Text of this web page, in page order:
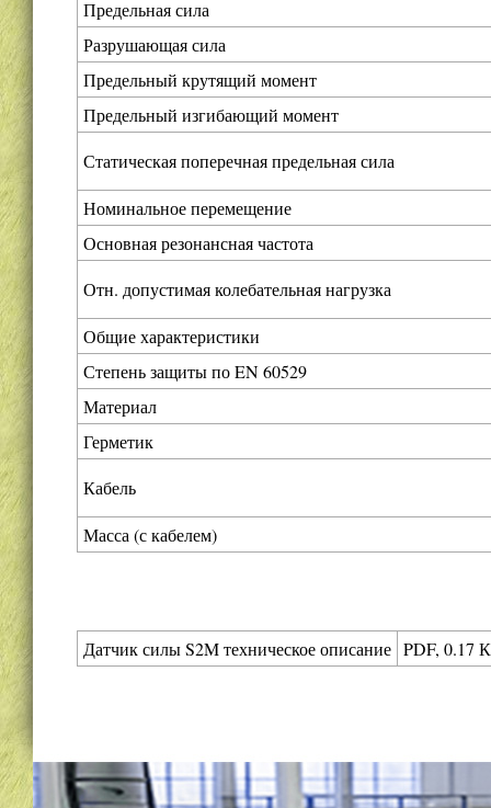
Предельная сила
Разрушающая сила
Предельный крутящий момент
Предельный изгибающий момент
Статическая поперечная предельная сила
Номинальное перемещение
Основная резонансная частота
Отн. допустимая колебательная нагрузка
Общие характеристики
Степень защиты по EN 60529
Материал
Герметик
Кабель
Масса (с кабелем)
Датчик силы S2M техническое описание PDF, 0.17